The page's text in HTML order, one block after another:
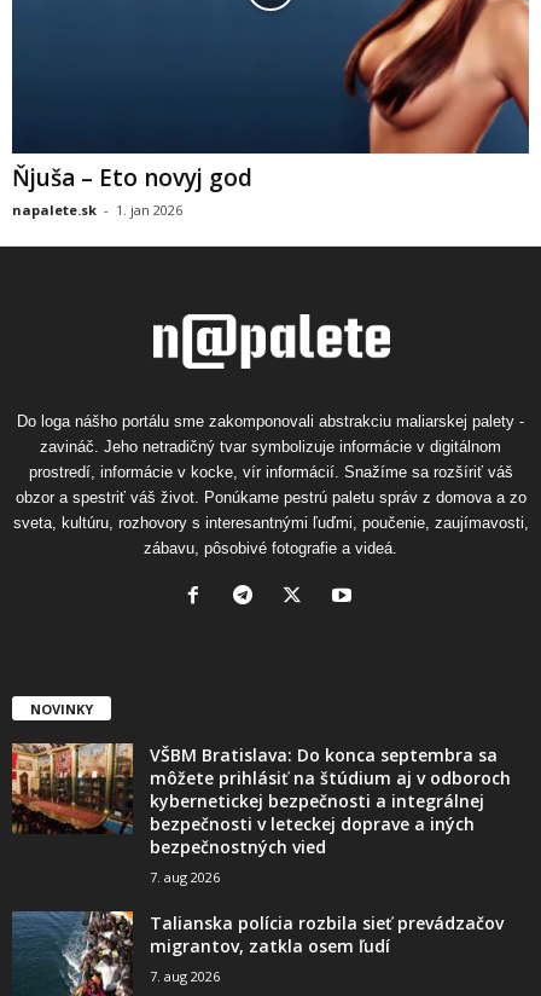
Ňjuša – Eto novyj god
napalete.sk - 1. jan 2026
Do loga nášho portálu sme zakomponovali abstrakciu maliarskej palety -
zavináč. Jeho netradičný tvar symbolizuje informácie v digitálnom
prostredí, informácie v kocke, vír informácií. Snažíme sa rozšíriť váš
obzor a spestriť váš život. Ponúkame pestrú paletu správ z domova a zo
sveta, kultúru, rozhovory s interesantnými ľuďmi, poučenie, zaujímavosti,
zábavu, pôsobivé fotografie a videá.
NOVINKY
VŠBM Bratislava: Do konca septembra sa
môžete prihlásiť na štúdium aj v odboroch
kybernetickej bezpečnosti a integrálnej
bezpečnosti v leteckej doprave a iných
bezpečnostných vied
7. aug 2026
Talianska polícia rozbila sieť prevádzačov
migrantov, zatkla osem ľudí
7. aug 2026